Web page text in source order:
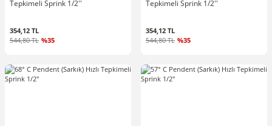
Tepkimeli Sprink 1/2''
354,12 TL
544,80 TL %35
Tepkimeli Sprink 1/2''
354,12 TL
544,80 TL %35